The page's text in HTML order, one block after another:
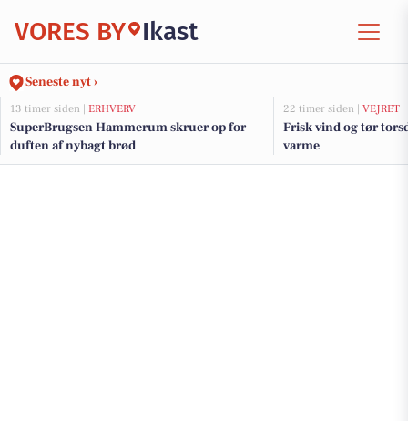
VORES BY Ikast
Seneste nyt ›
13 timer siden | ERHVERV
SuperBrugsen Hammerum skruer op for
duften af nybagt brød
22 timer siden | VEJRET
Frisk vind og tør
varme